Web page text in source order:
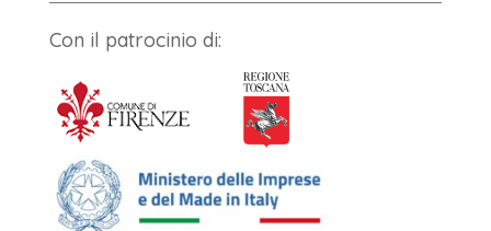
Con il patrocinio di: